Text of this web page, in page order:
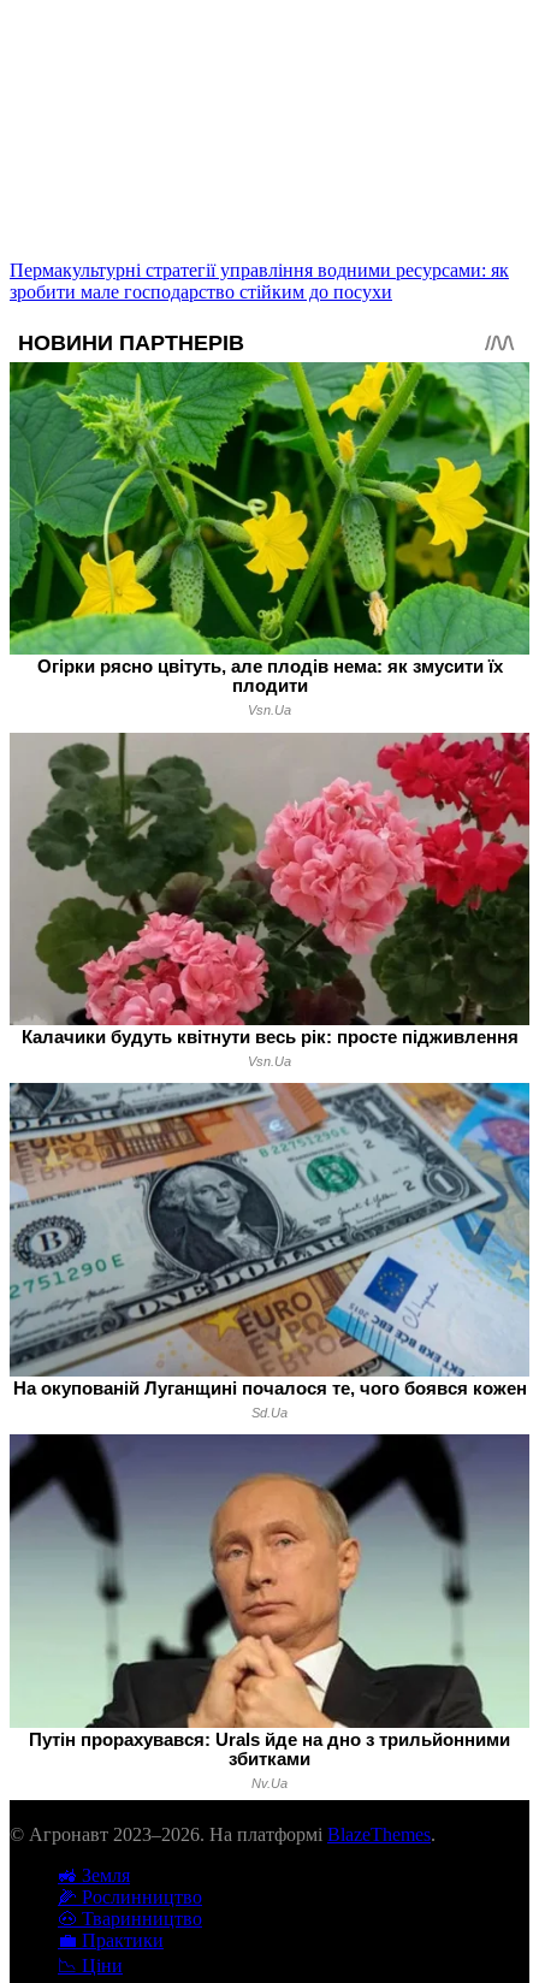
Пермакультурні стратегії управління водними ресурсами: як
зробити мале господарство стійким до посухи
© Агронавт 2023–2026. На платформі BlazeThemes.
🚜 Земля
🌽 Рослинництво
🐽 Тваринництво
💼 Практики
📉 Ціни